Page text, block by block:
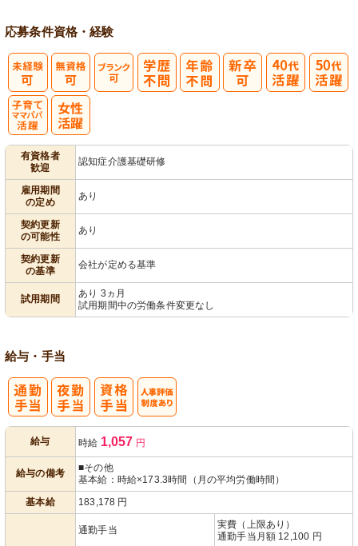
応募条件資格・経験
有資格者
歓迎
認知症介護基礎研修
雇用期間
の定め
あり
契約更新
の可能性
あり
契約更新
の基準
会社が定める基準
試用期間
あり 3ヵ月
試用期間中の労働条件変更なし
給与・手当
給与 時給 1,057 円
給与の備考
■その他
基本給：時給×173.3時間（月の平均労働時間）
基本給
183,178 円
通勤手当
実費（上限あり）
通勤手当月額 12,100 円